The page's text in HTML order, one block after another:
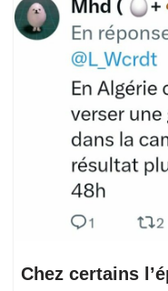
Chez certains